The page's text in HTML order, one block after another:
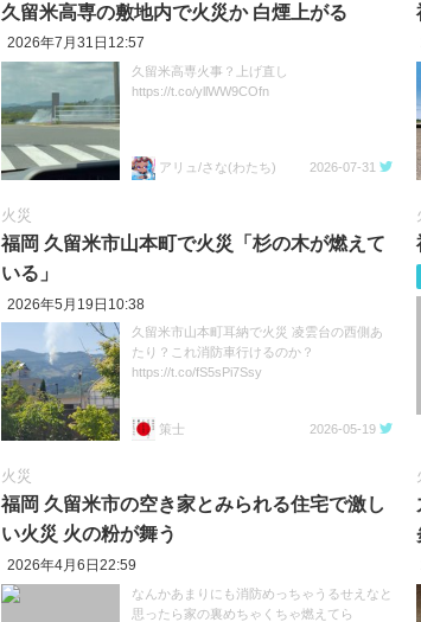
久留米高専の敷地内で火災か 白煙上がる
2026年7月31日12:57
久留米高専火事？上げ直し
https://t.co/yllWW9COfn
アリュ/さな(わたち) 2026-07-31
火災
福岡 久留米市山本町で火災「杉の木が燃えて
いる」
2026年5月19日10:38
久留米市山本町耳納で火災 凌雲台の西側あ
たり？これ消防車行けるのか？
https://t.co/fS5sPi7Ssy
策士 2026-05-19
火災
福岡 久留米市の空き家とみられる住宅で激し
い火災 火の粉が舞う
2026年4月6日22:59
なんかあまりにも消防めっちゃうるせえなと
思ったら家の裏めちゃくちゃ燃えてら